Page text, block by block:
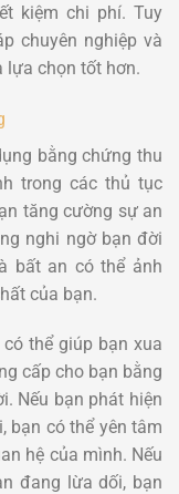
kiệm chi phí. Tuy
chuyên nghiệp và
lựa chọn tốt hơn.
bằng chứng thu
trong các thủ tục
tăng cường sự an
nghi ngờ bạn đời
bất an có thể ảnh
của bạn.
thể giúp bạn xua
cấp cho bạn bằng
Nếu bạn phát hiện
bạn có thể yên tâm
hệ của mình. Nếu
đang lừa dối, bạn